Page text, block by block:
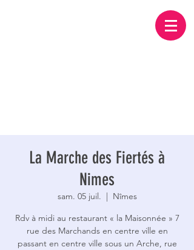
La Marche des Fiertés à
Nimes
sam. 05 juil.
  |
Nîmes
Rdv à midi au restaurant « la Maisonnée » 7
rue des Marchands en centre ville en
passant en centre ville sous un Arche, rue